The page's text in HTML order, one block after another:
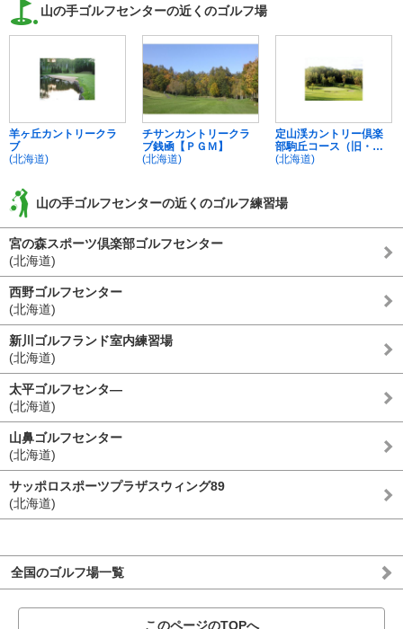
山の手ゴルフセンターの近くのゴルフ場
羊ヶ丘カントリークラ
ブ
(北海道)
チサンカントリークラ
ブ銭凾【ＰＧＭ】
(北海道)
定山渓カントリー倶楽
部駒丘コース（旧・札
幌南ＧＣ）
(北海道)
山の手ゴルフセンターの近くのゴルフ練習場
宮の森スポーツ倶楽部ゴルフセンター
(北海道)
西野ゴルフセンター
(北海道)
新川ゴルフランド室内練習場
(北海道)
太平ゴルフセンタ―
(北海道)
山鼻ゴルフセンター
(北海道)
サッポロスポーツプラザスウィング89
(北海道)
全国のゴルフ場一覧
このページのTOPへ